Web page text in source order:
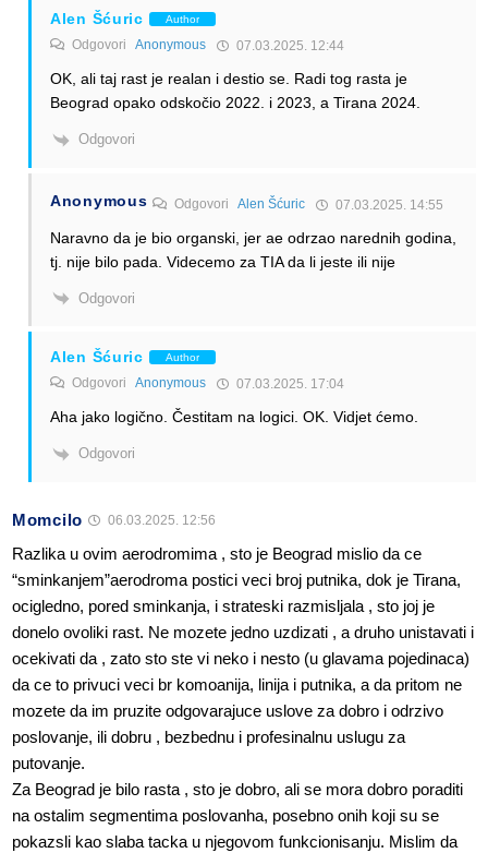
Alen Šćuric Author
Odgovori Anonymous 07.03.2025. 12:44
OK, ali taj rast je realan i destio se. Radi tog rasta je
Beograd opako odskočio 2022. i 2023, a Tirana 2024.
Odgovori
Anonymous OdgovoriAlen Šćuric 07.03.2025. 14:55
Naravno da je bio organski, jer ae odrzao narednih godina,
tj. nije bilo pada. Videcemo za TIA da li jeste ili nije
Odgovori
Alen Šćuric Author
Odgovori Anonymous 07.03.2025. 17:04
Aha jako logično. Čestitam na logici. OK. Vidjet ćemo.
Odgovori
Momcilo 06.03.2025. 12:56
Razlika u ovim aerodromima , sto je Beograd mislio da ce
“sminkanjem”aerodroma postici veci broj putnika, dok je Tirana,
ocigledno, pored sminkanja, i strateski razmisljala , sto joj je
donelo ovoliki rast. Ne mozete jedno uzdizati , a druho unistavati i
ocekivati da , zato sto ste vi neko i nesto (u glavama pojedinaca)
da ce to privuci veci br komoanija, linija i putnika, a da pritom ne
mozete da im pruzite odgovarajuce uslove za dobro i odrzivo
poslovanje, ili dobru , bezbednu i profesinalnu uslugu za
putovanje.
Za Beograd je bilo rasta , sto je dobro, ali se mora dobro poraditi
na ostalim segmentima poslovanha, posebno onih koji su se
pokazsli kao slaba tacka u njegovom funkcionisanju. Mislim da